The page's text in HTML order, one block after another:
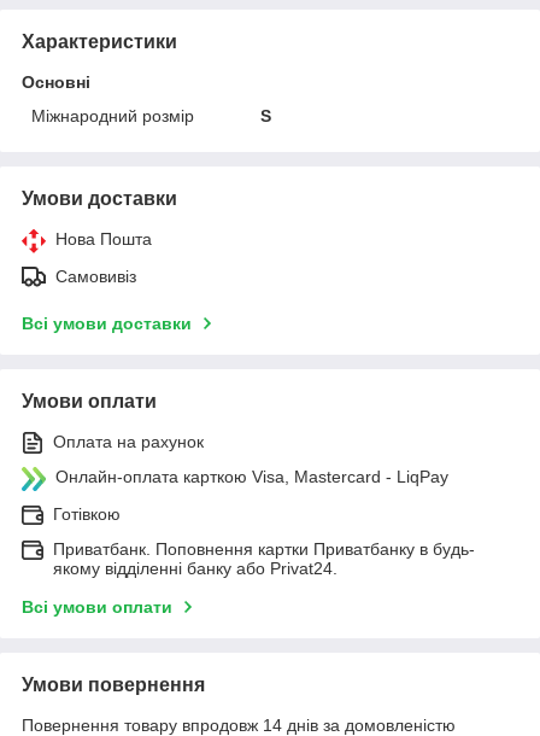
Характеристики
Основні
Міжнародний розмір
S
Умови доставки
Нова Пошта
Самовивіз
Всі умови доставки
Умови оплати
Оплата на рахунок
Онлайн-оплата карткою Visa, Mastercard - LiqPay
Готівкою
Приватбанк. Поповнення картки Приватбанку в будь-
якому відділенні банку або Privat24.
Всі умови оплати
Умови повернення
Повернення товару впродовж 14 днів за домовленістю